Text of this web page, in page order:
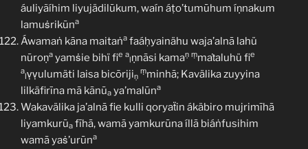
áuliyãíhim liyujädilūkum, waín áṭo’tumūhum íṇnakum
lamuṡrikūna
Áwamaṅ kāna maitaṅa faáḥyainähu waja’alnā lahü
nūroṇa yamṡie bihï fie a
lṇnāsi kamaṇ ṃmaṫaluhü fie
a
lṿṿulumäti laisa bicōrijiṇ
ṃminhā; Kavälika zuyyina
lilkäfirīna mā kānūa ya’malūna
Wakavälika ja’alnā fie kulli qoryaẗin ákäbiro mujrimīhā
liyamkurūa fīhā, wamā yamkurūna íllā biáṅfusihim
wamā yaṡ’urūna